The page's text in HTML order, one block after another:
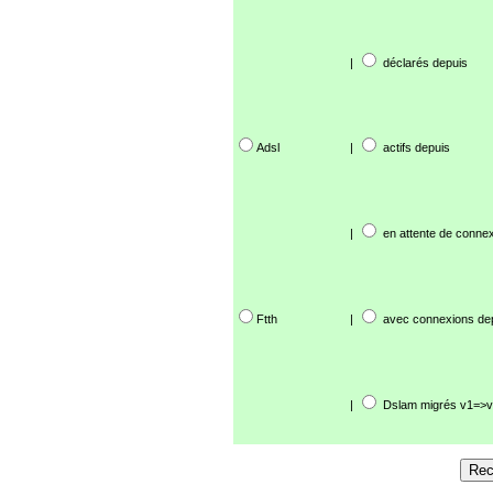
| déclarés depuis
Adsl | actifs depuis
| en attente de
Ftth | avec connexions
| Dslam migrés